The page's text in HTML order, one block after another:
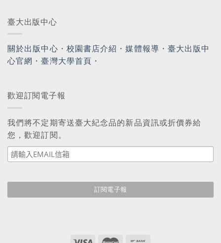
臺大出版中心
關於出版中心 ・ 校園書店介紹 ・媒體報導 ・ 臺大出版中
心官網 ・臺灣大學首頁 ・
歡迎訂閱電子報
我們將不定期寄送臺大紀念品的新品資訊或折價券給
您，歡迎訂閱。